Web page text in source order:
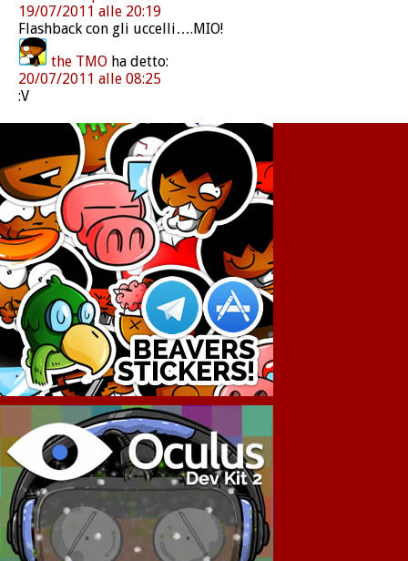
19/07/2011 alle 20:19
Flashback con gli uccelli….MIO!
the TMO ha detto:
20/07/2011 alle 08:25
:V